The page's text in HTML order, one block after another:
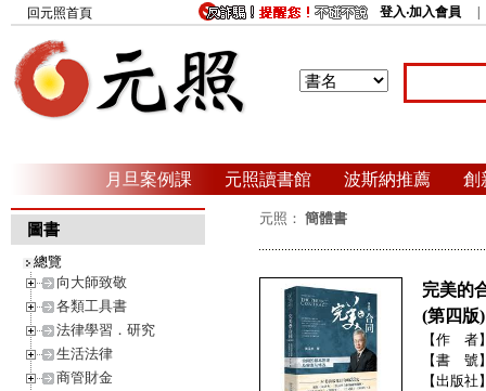
回元照首頁 登入‧加入會員
月旦案例課 元照讀書館 波斯納推薦 創
圖書
總覽
向大師致敬
各類工具書
法律學習．研究
生活法律
商管財金
元照： 簡體書
完美的
(第四版
【作 者
【書 號
【出版社